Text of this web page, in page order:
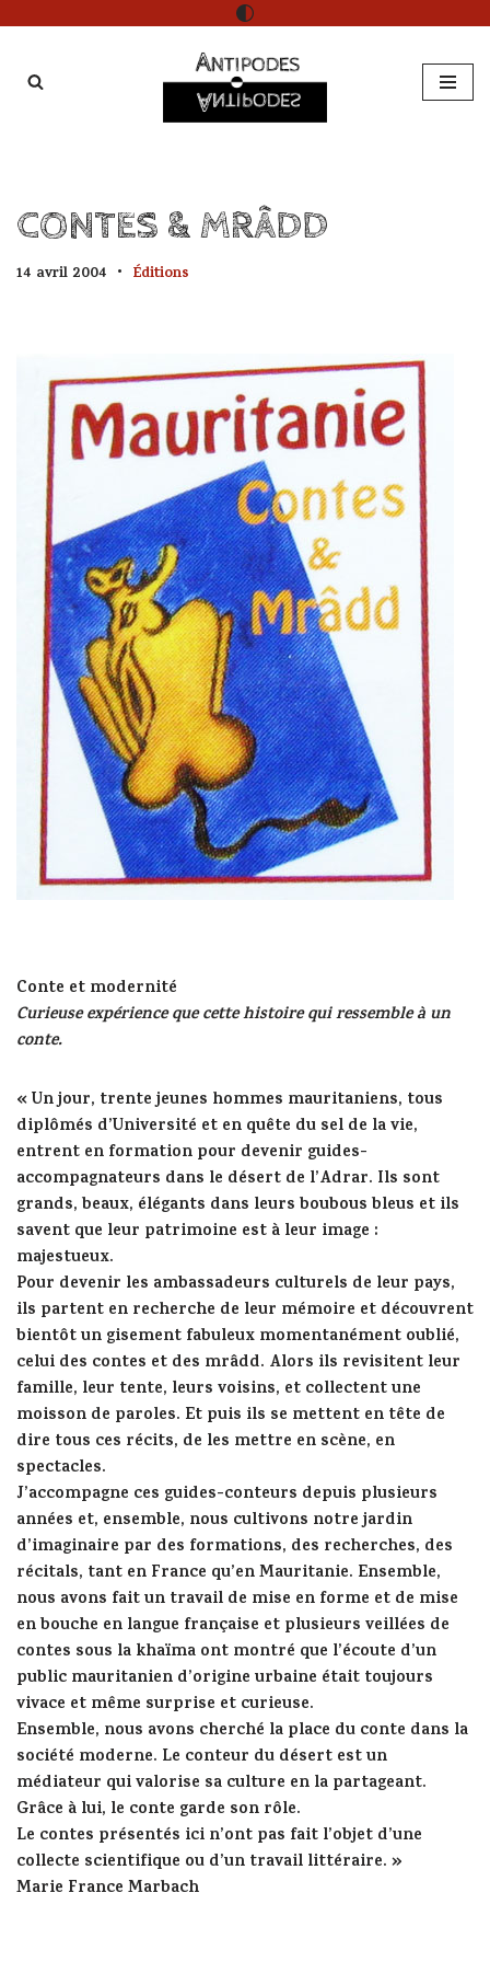
au
CONTES & MRÂDD
14 avril 2004 Éditions
Conte et modernité
Curieuse expérience que cette histoire qui ressemble à un
conte.
« Un jour, trente jeunes hommes mauritaniens, tous
diplômés d’Université et en quête du sel de la vie,
entrent en formation pour devenir guides-
accompagnateurs dans le désert de l’Adrar. Ils sont
grands, beaux, élégants dans leurs boubous bleus et ils
savent que leur patrimoine est à leur image :
majestueux.
Pour devenir les ambassadeurs culturels de leur pays,
ils partent en recherche de leur mémoire et découvrent
bientôt un gisement fabuleux momentanément oublié,
celui des contes et des mrâdd. Alors ils revisitent leur
famille, leur tente, leurs voisins, et collectent une
moisson de paroles. Et puis ils se mettent en tête de
dire tous ces récits, de les mettre en scène, en
spectacles.
J’accompagne ces guides-conteurs depuis plusieurs
années et, ensemble, nous cultivons notre jardin
d’imaginaire par des formations, des recherches, des
récitals, tant en France qu’en Mauritanie. Ensemble,
nous avons fait un travail de mise en forme et de mise
en bouche en langue française et plusieurs veillées de
contes sous la khaïma ont montré que l’écoute d’un
public mauritanien d’origine urbaine était toujours
vivace et même surprise et curieuse.
Ensemble, nous avons cherché la place du conte dans la
société moderne. Le conteur du désert est un
médiateur qui valorise sa culture en la partageant.
Grâce à lui, le conte garde son rôle.
Le contes présentés ici n’ont pas fait l’objet d’une
collecte scientifique ou d’un travail littéraire. »
Marie France Marbach